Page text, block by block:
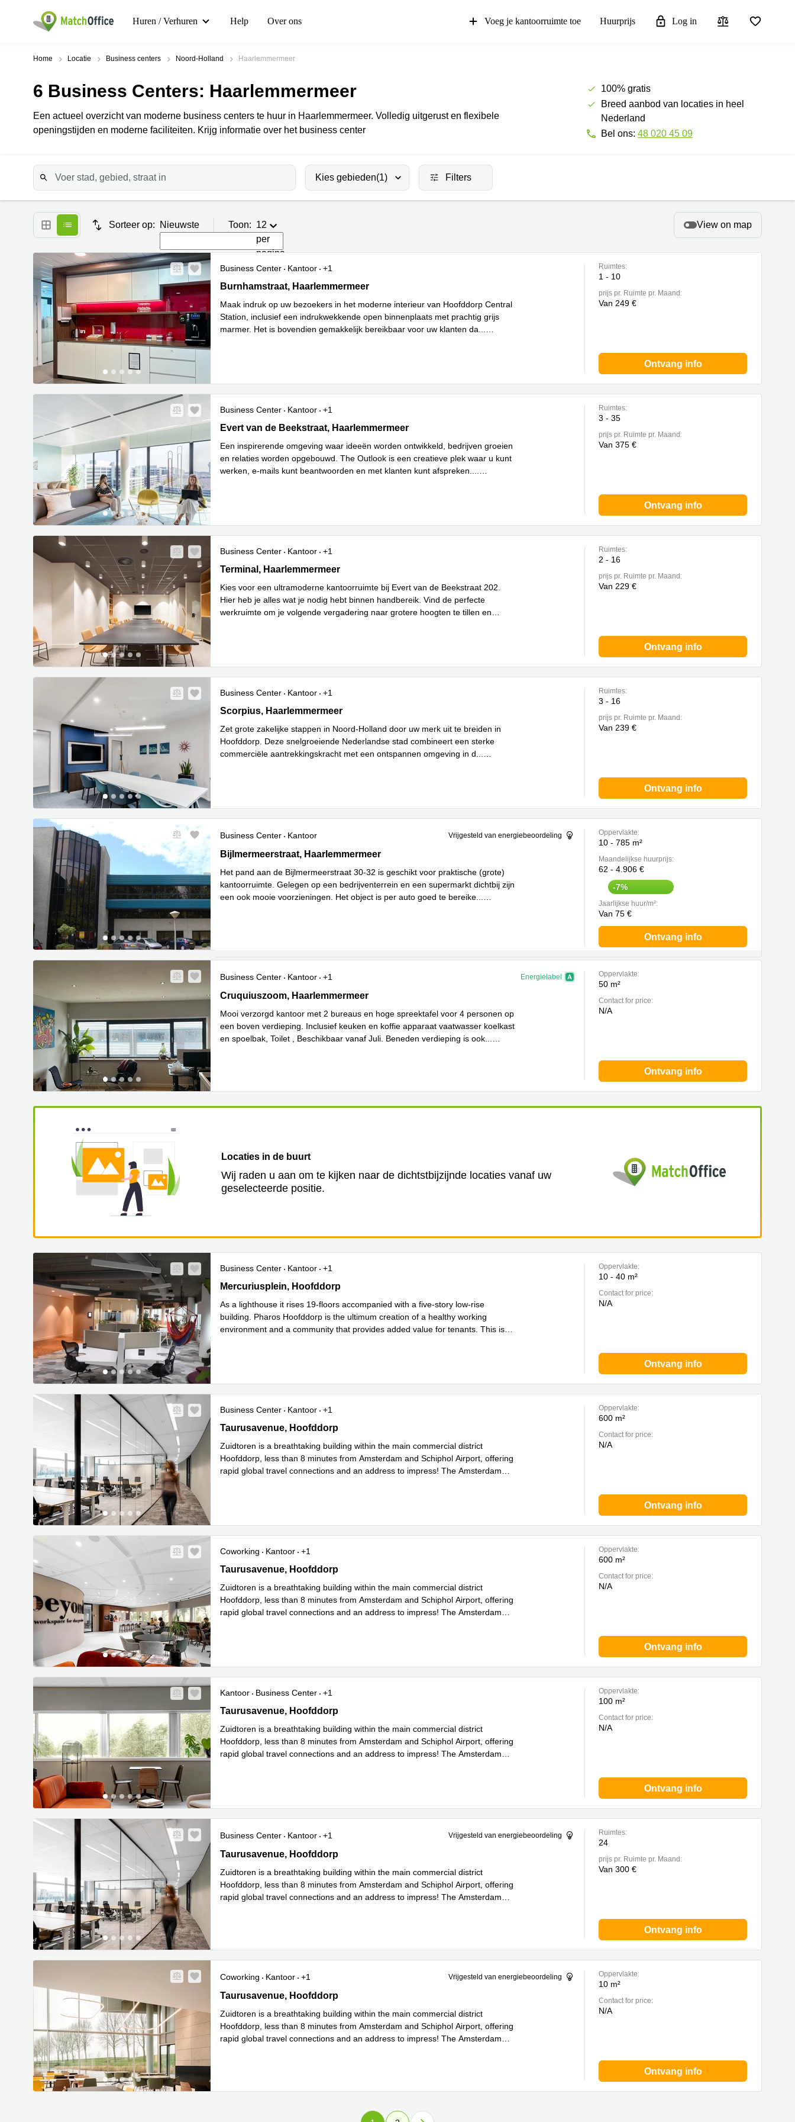
Huren / Verhuren Help Over ons Voeg je kantoorruimte toe Huurprijs Log in
Home Locatie Business centers Noord-Holland Haarlemmermeer
6 Business Centers: Haarlemmermeer
Een actueel overzicht van moderne business centers te huur in Haarlemmermeer. Volledig uitgerust en flexibele
openingstijden en moderne faciliteiten. Krijg informatie over het business center
100% gratis
Breed aanbod van locaties in heel
Nederland
Bel ons: 48 020 45 09
Kies gebieden(1) Filters
Sorteer op: Nieuwste Toon: 12
per
pagina
View on map
Business Center Kantoor
+1
Burnhamstraat 279-295, Haarlemmermeer
Burnhamstraat, Haarlemmermeer
Maak indruk op uw bezoekers in het moderne interieur van Hoofddorp Central
Station, inclusief een indrukwekkende open binnenplaats met prachtig grijs
marmer. Het is bovendien gemakkelijk bereikbaar voor uw klanten da
Ruimtes:
1 - 10
prijs pr. Ruimte pr. Maand:
Van 249 €
Ontvang info
Business Center Kantoor
+1
Evert van de Beekstraat 354, Haarlemmermeer
Evert van de Beekstraat, Haarlemmermeer
Een inspirerende omgeving waar ideeën worden ontwikkeld, bedrijven groeien
en relaties worden opgebouwd. The Outlook is een creatieve plek waar u kunt
werken, e-mails kunt beantwoorden en met klanten kunt afspreken.
Ruimtes:
3 - 35
prijs pr. Ruimte pr. Maand:
Van 375 €
Ontvang info
Business Center Kantoor
+1
Terminal 1,Evert van de Beekstraat 202, Haarlemmermeer
Terminal, Haarlemmermeer
Kies voor een ultramoderne kantoorruimte bij Evert van de Beekstraat 202.
Hier heb je alles wat je nodig hebt binnen handbereik. Vind de perfecte
werkruimte om je volgende vergadering naar grotere hoogten te tillen en
Ruimtes:
2 - 16
prijs pr. Ruimte pr. Maand:
Van 229 €
Ontvang info
Business Center Kantoor
+1
Scorpius 141, Haarlemmermeer
Scorpius, Haarlemmermeer
Zet grote zakelijke stappen in Noord-Holland door uw merk uit te breiden in
Hoofddorp. Deze snelgroeiende Nederlandse stad combineert een sterke
commerciële aantrekkingskracht met een ontspannen omgeving in d
Ruimtes:
3 - 16
prijs pr. Ruimte pr. Maand:
Van 239 €
Ontvang info
Business Center Kantoor Vrijgesteld van energiebeoordeling
Bijlmermeerstraat 30, Haarlemmermeer
Bijlmermeerstraat, Haarlemmermeer
Het pand aan de Bijlmermeerstraat 30-32 is geschikt voor praktische (grote)
kantoorruimte. Gelegen op een bedrijventerrein en een supermarkt dichtbij zijn
een ook mooie voorzieningen. Het object is per auto goed te bereike
Oppervlakte:
10 - 785 m²
Maandelijkse huurprijs:
62 - 4.906 €
-7%
Jaarlijkse huur/m²:
Van 75 €
Ontvang info
Business Center Kantoor +1 Energielabel
Cruquiuszoom 56, Haarlemmermeer
Cruquiuszoom, Haarlemmermeer
Mooi verzorgd kantoor met 2 bureaus en hoge spreektafel voor 4 personen op
een boven verdieping. Inclusief keuken en koffie apparaat vaatwasser koelkast
en spoelbak, Toilet , Beschikbaar vanaf Juli. Beneden verdieping is ook
Oppervlakte:
50 m²
Contact for price:
N/A
Ontvang info
Locaties in de buurt
Wij raden u aan om te kijken naar de dichtstbijzijnde locaties vanaf uw
geselecteerde positie.
Business Center Kantoor
+1
Mercuriusplein 1, Hoofddorp
Mercuriusplein, Hoofddorp
As a lighthouse it rises 19-floors accompanied with a five-story low-rise
building. Pharos Hoofddorp is the ultimum creation of a healthy working
environment and a community that provides added value for tenants. This is
Oppervlakte:
10 - 40 m²
Contact for price:
N/A
Ontvang info
Business Center Kantoor
+1
Taurusavenue 3, Hoofddorp
Taurusavenue, Hoofddorp
Zuidtoren is a breathtaking building within the main commercial district
Hoofddorp, less than 8 minutes from Amsterdam and Schiphol Airport, offering
rapid global travel connections and an address to impress! The Amsterdam
Oppervlakte:
600 m²
Contact for price:
N/A
Ontvang info
Coworking Kantoor
+1
Taurusavenue 3, Hoofddorp
Taurusavenue, Hoofddorp
Zuidtoren is a breathtaking building within the main commercial district
Hoofddorp, less than 8 minutes from Amsterdam and Schiphol Airport, offering
rapid global travel connections and an address to impress! The Amsterdam
Oppervlakte:
600 m²
Contact for price:
N/A
Ontvang info
Kantoor Business Center
+1
Taurusavenue 3, Hoofddorp
Taurusavenue, Hoofddorp
Zuidtoren is a breathtaking building within the main commercial district
Hoofddorp, less than 8 minutes from Amsterdam and Schiphol Airport, offering
rapid global travel connections and an address to impress! The Amsterdam
Oppervlakte:
100 m²
Contact for price:
N/A
Ontvang info
Business Center Kantoor +1 Vrijgesteld van energiebeoordeling
Taurusavenue 9, Hoofddorp
Taurusavenue, Hoofddorp
Zuidtoren is a breathtaking building within the main commercial district
Hoofddorp, less than 8 minutes from Amsterdam and Schiphol Airport, offering
rapid global travel connections and an address to impress! The Amsterdam
Ruimtes:
24
prijs pr. Ruimte pr. Maand:
Van 300 €
Ontvang info
Coworking Kantoor +1 Vrijgesteld van energiebeoordeling
Taurusavenue 9, Hoofddorp
Taurusavenue, Hoofddorp
Zuidtoren is a breathtaking building within the main commercial district
Hoofddorp, less than 8 minutes from Amsterdam and Schiphol Airport, offering
rapid global travel connections and an address to impress! The Amsterdam
Oppervlakte:
10 m²
Contact for price:
N/A
Ontvang info